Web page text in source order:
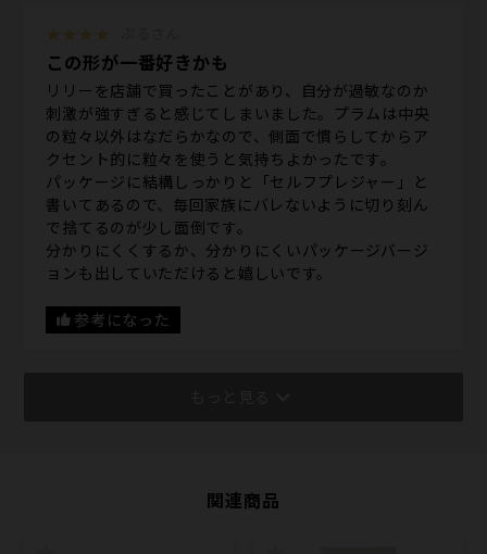
この形が一番好きかも
リリーを店舗で買ったことがあり、自分が過敏なのか
刺激が強すぎると感じてしまいました。プラムは中央
の粒々以外はなだらかなので、側面で慣らしてからア
クセント的に粒々を使うと気持ちよかったです。
パッケージに結構しっかりと「セルフプレジャー」と
書いてあるので、毎回家族にバレないように切り刻ん
で捨てるのが少し面倒です。
分かりにくくするか、分かりにくいパッケージバージ
ョンも出していただけると嬉しいです。
参考になった
関連商品